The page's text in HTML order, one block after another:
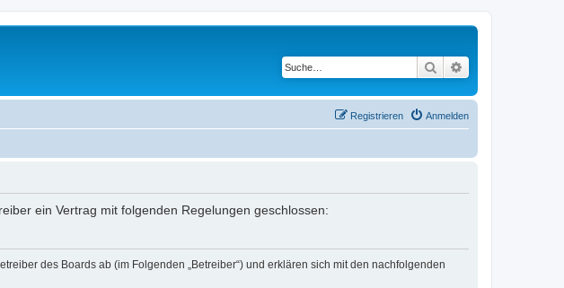
Suche
Anmelden
Registrieren
ein Vertrag mit folgenden Regelungen geschlossen:
des Boards ab (im Folgenden „Betreiber“) und erklären sich mit den nachfolgenden